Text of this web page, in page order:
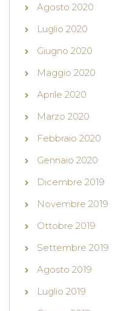
Agosto 2020
Luglio 2020
Giugno 2020
Maggio 2020
Aprile 2020
Marzo 2020
Febbraio 2020
Gennaio 2020
Dicembre 2019
Novembre 2019
Ottobre 2019
Settembre 2019
Agosto 2019
Luglio 2019